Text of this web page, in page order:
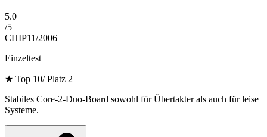
5.0
/5
CHIP11/2006
Einzeltest
★ Top 10/ Platz 2
Stabiles Core-2-Duo-Board sowohl für Übertakter als auch für leise
Systeme.